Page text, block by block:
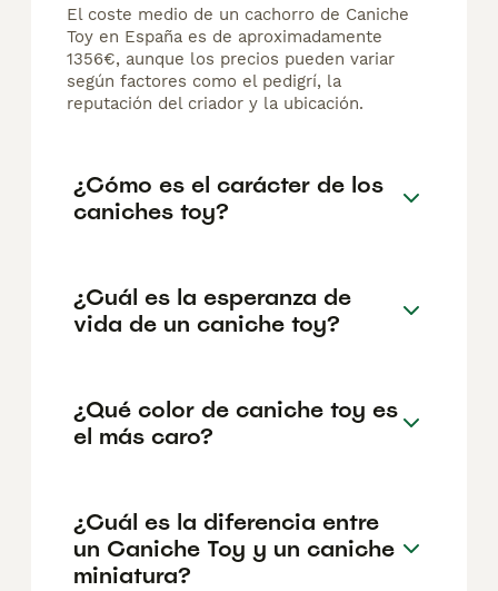
El coste medio de un cachorro de Caniche
Toy en España es de aproximadamente
1356€, aunque los precios pueden variar
según factores como el pedigrí, la
reputación del criador y la ubicación.
¿Cómo es el carácter de los
caniches toy?
¿Cuál es la esperanza de
vida de un caniche toy?
¿Qué color de caniche toy es
el más caro?
¿Cuál es la diferencia entre
un Caniche Toy y un caniche
miniatura?